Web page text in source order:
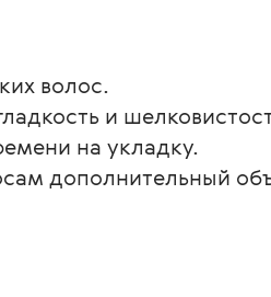
волос.
и
на укладку.
дополнительный